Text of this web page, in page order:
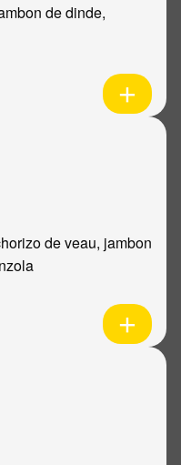
de dinde,
de veau, jambon